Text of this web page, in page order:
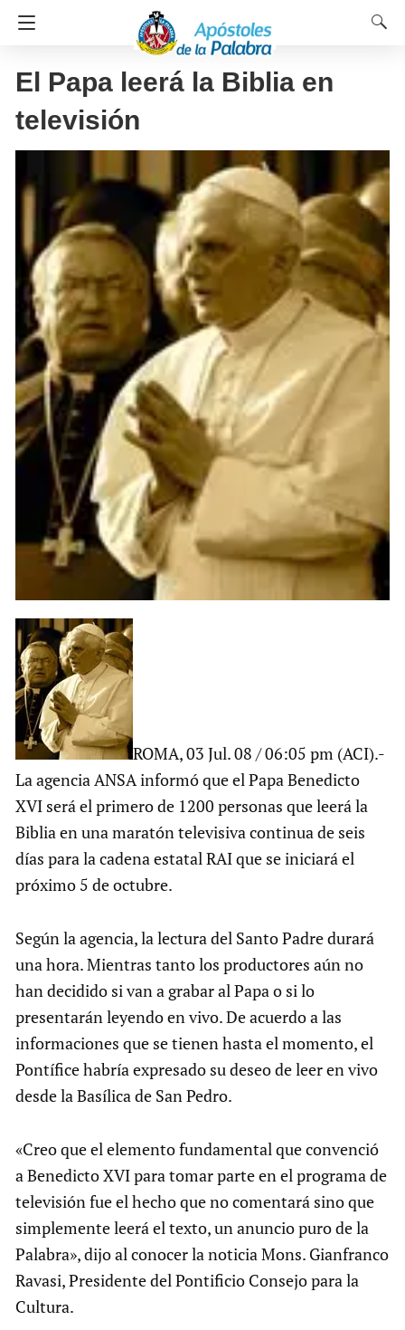
El Papa leerá la Biblia en
televisión
ROMA, 03 Jul. 08 / 06:05 pm (ACI).-
La agencia ANSA informó que el Papa Benedicto
XVI será el primero de 1200 personas que leerá la
Biblia en una maratón televisiva continua de seis
días para la cadena estatal RAI que se iniciará el
próximo 5 de octubre.
Según la agencia, la lectura del Santo Padre durará
una hora. Mientras tanto los productores aún no
han decidido si van a grabar al Papa o si lo
presentarán leyendo en vivo. De acuerdo a las
informaciones que se tienen hasta el momento, el
Pontífice habría expresado su deseo de leer en vivo
desde la Basílica de San Pedro.
«Creo que el elemento fundamental que convenció
a Benedicto XVI para tomar parte en el programa de
televisión fue el hecho que no comentará sino que
simplemente leerá el texto, un anuncio puro de la
Palabra», dijo al conocer la noticia Mons. Gianfranco
Ravasi, Presidente del Pontificio Consejo para la
Cultura.